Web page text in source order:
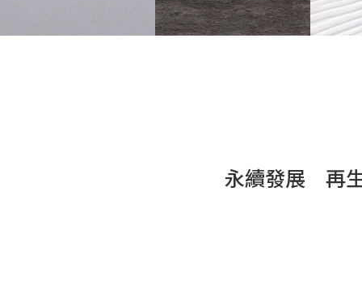
永續發展 再